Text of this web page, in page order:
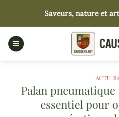
contenu
Saveurs, nature et
ACTU,
Palan
essentiel pour